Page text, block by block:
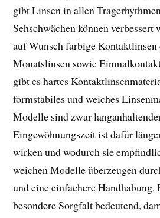
gibt Linsen in allen
Sehschwächen können verbessert
auf Wunsch farbige Kontaktlinsen
Monatslinsen sowie
gibt es hartes
formstabiles und weiches
Modelle sind zwar
Eingewöhnungszeit ist dafür
wirken und wodurch sie
weichen Modelle überzeugen
und eine einfachere Handhabung.
besondere Sorgfalt bedeutend,